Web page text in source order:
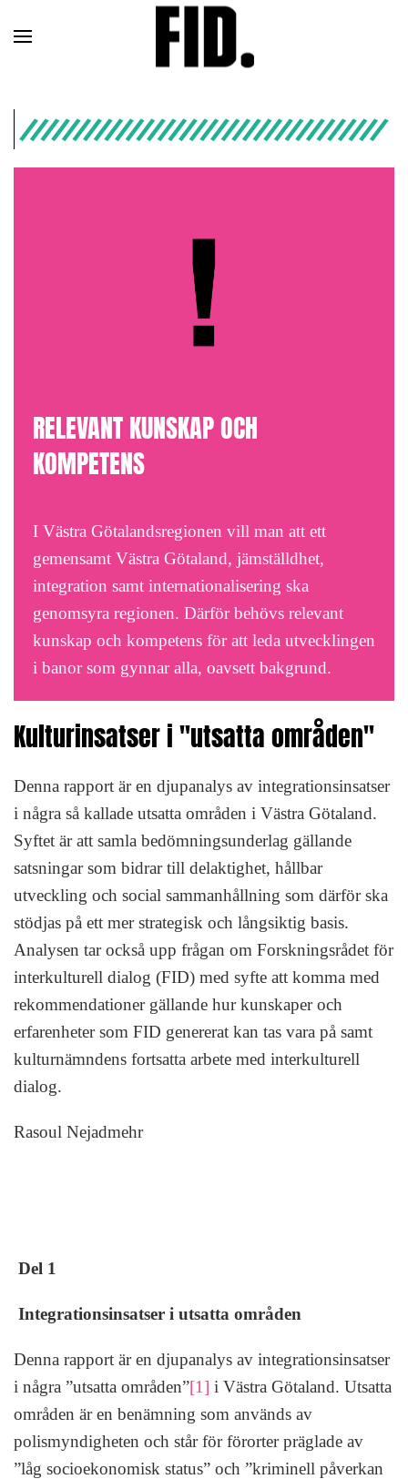
RELEVANT KUNSKAP OCH
KOMPETENS
I Västra Götalandsregionen vill man att ett
gemensamt Västra Götaland, jämställdhet,
integration samt internationalisering ska
genomsyra regionen. Därför behövs relevant
kunskap och kompetens för att leda utvecklingen
i banor som gynnar alla, oavsett bakgrund.
Kulturinsatser i "utsatta områden"
Denna rapport är en djupanalys av integrationsinsatser
i några så kallade utsatta områden i Västra Götaland.
Syftet är att samla bedömningsunderlag gällande
satsningar som bidrar till delaktighet, hållbar
utveckling och social sammanhållning som därför ska
stödjas på ett mer strategisk och långsiktig basis.
Analysen tar också upp frågan om Forskningsrådet för
interkulturell dialog (FID) med syfte att komma med
rekommendationer gällande hur kunskaper och
erfarenheter som FID genererat kan tas vara på samt
kulturnämndens fortsatta arbete med interkulturell
dialog.
Rasoul Nejadmehr
Del 1
Integrationsinsatser i utsatta områden
Denna rapport är en djupanalys av integrationsinsatser
i några ”utsatta områden”[1] i Västra Götaland. Utsatta
områden är en benämning som används av
polismyndigheten och står för förorter präglade av
”låg socioekonomisk status” och ”kriminell påverkan